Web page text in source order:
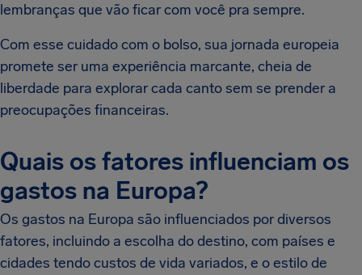
lembranças que vão ficar com você pra sempre.
Com esse cuidado com o bolso, sua jornada europeia
promete ser uma experiência marcante, cheia de
liberdade para explorar cada canto sem se prender a
preocupações financeiras.
Quais os fatores influenciam os
gastos na Europa?
Os gastos na Europa são influenciados por diversos
fatores, incluindo a escolha do destino, com países e
cidades tendo custos de vida variados, e o estilo de